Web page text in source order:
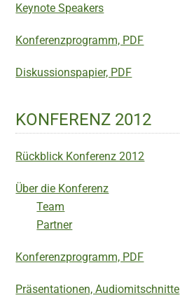
Keynote Speakers
Konferenzprogramm, PDF
Diskussionspapier, PDF
KONFERENZ 2012
Rückblick Konferenz 2012
Über die Konferenz
Team
Partner
Konferenzprogramm, PDF
Präsentationen, Audiomitschnitte